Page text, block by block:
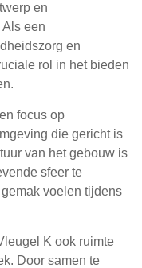
en
een
en
rol in het bieden
focus op
die gericht is
van het gebouw is
sfeer te
voelen tijdens
K ook ruimte
Door samen te